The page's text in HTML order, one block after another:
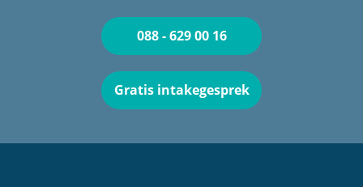
088 - 629 00 16
Gratis intakegesprek